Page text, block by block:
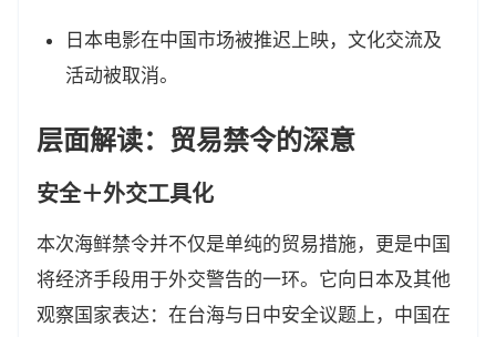
日本电影在中国市场被推迟上映，文化交流及
活动被取消。
层面解读：贸易禁令的深意
安全＋外交工具化
本次海鲜禁令并不仅是单纯的贸易措施，更是中国
将经济手段用于外交警告的一环。它向日本及其他
观察国家表达：在台海与日中安全议题上，中国在